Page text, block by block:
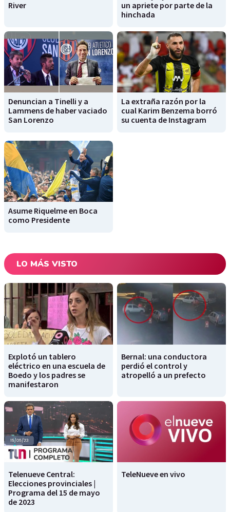
River
un apriete por parte de la
hinchada
Denuncian a Tinelli y a
Lammens de haber vaciado
San Lorenzo
La extraña razón por la
cual Karim Benzema borró
su cuenta de Instagram
Asume Riquelme en Boca
como Presidente
LO MÁS VISTO
Explotó un tablero
eléctrico en una escuela de
Boedo y los padres se
manifestaron
Bernal: una conductora
perdió el control y
atropelló a un prefecto
Telenueve Central:
Elecciones provinciales |
Programa del 15 de mayo
de 2023
TeleNueve en vivo